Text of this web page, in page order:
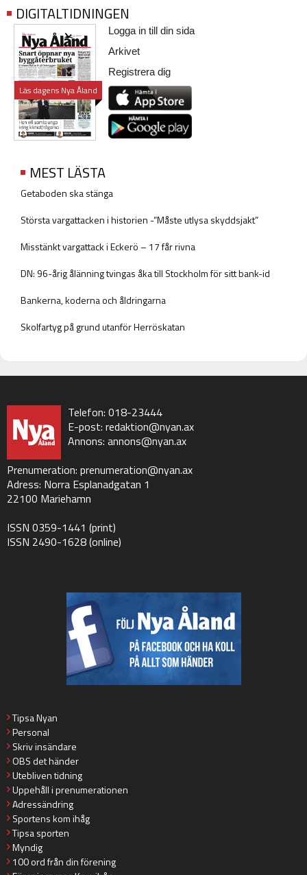
DIGITALTIDNINGEN
Läs dagens Nya Åland
Logga in till din sida
Arkivet
Registrera dig
MEST LÄSTA
Getaboden ska stänga
Största vargattacken i historien -”Måste utlysa skyddsjakt”
Misstänkt vargattack i Eckerö – 17 får rivna
DN: 96-årig ålänning tvingas åka till Stockholm för sitt bank-id
Bankerna, koderna och åldringarna
Skolfartyg på grund utanför Herröskatan
Telefon: 018-23444
E-post: redaktion@nyan.ax
Annons: annons@nyan.ax
Prenumeration: prenumeration@nyan.ax
Adress: Norra Esplanadgatan 1
22100 Mariehamn
ISSN 0359-1441 (print)
ISSN 2490-1628 (online)
Tipsa Nyan
Personal
Skriv insändare
OBS det händer
Utebliven tidning
Uppehåll i prenumerationen
Adressändring
Sportens kom ihåg
Tipsa sporten
Myndig
100 ord från din förening